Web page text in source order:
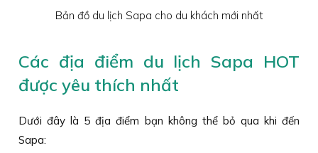
Bản đồ du lịch Sapa cho du khách mới nhất
Các địa điểm du lịch Sapa HOT
được yêu thích nhất
Dưới đây là 5 địa điểm bạn không thể bỏ qua khi đến
Sapa: